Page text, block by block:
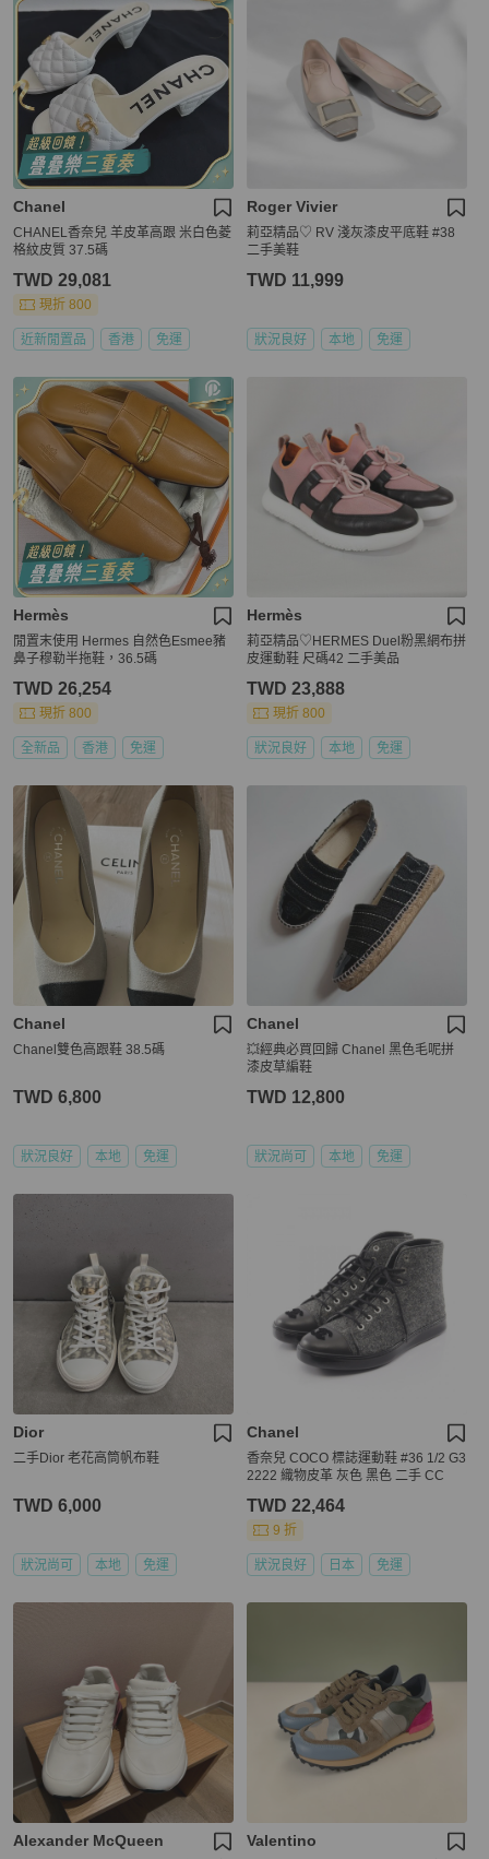
Chanel
CHANEL香奈兒 羊皮革高跟 米白色菱
格紋皮質 37.5碼
TWD 29,081
現折 800
近新閒置品 香港 免運
Roger Vivier
莉亞精品♡ RV 淺灰漆皮平底鞋 #38
二手美鞋
TWD 11,999
狀況良好 本地 免運
Hermès
閒置末使用 Hermes 自然色Esmee豬
鼻子穆勒半拖鞋，36.5碼
TWD 26,254
現折 800
全新品 香港 免運
Hermès
莉亞精品♡HERMES Duel粉黑網布拼
皮運動鞋 尺碼42 二手美品
TWD 23,888
現折 800
狀況良好 本地 免運
Chanel
Chanel雙色高跟鞋 38.5碼
TWD 6,800
狀況良好 本地 免運
Chanel
💥經典必買回歸 Chanel 黑色毛呢拼
漆皮草編鞋
TWD 12,800
狀況尚可 本地 免運
Dior
二手Dior 老花高筒帆布鞋
TWD 6,000
狀況尚可 本地 免運
Chanel
香奈兒 COCO 標誌運動鞋 #36 1/2 G3
2222 織物皮革 灰色 黑色 二手 CC
TWD 22,464
9 折
狀況良好 日本 免運
Alexander McQueen Valentino